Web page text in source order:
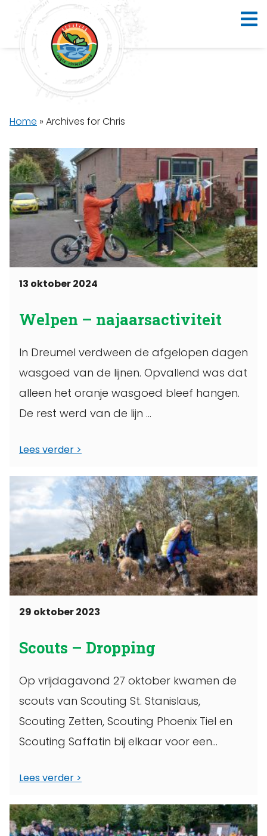
Home » Archives for Chris
13 oktober 2024
Welpen – najaarsactiviteit
In Dreumel verdween de afgelopen dagen
wasgoed van de lijnen. Opvallend was dat
alleen het oranje wasgoed bleef hangen.
De rest werd van de lijn ...
Lees verder
29 oktober 2023
Scouts – Dropping
Op vrijdagavond 27 oktober kwamen de
scouts van Scouting St. Stanislaus,
Scouting Zetten, Scouting Phoenix Tiel en
Scouting Saffatin bij elkaar voor een
Lees verder